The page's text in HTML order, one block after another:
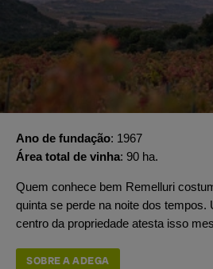
Ano de fundação 1967
Área total de vinha 90 ha.
Quem conhece bem Remelluri
quinta se perde na noite dos tempos.
centro da propriedade atesta isso
SOBRE A ADEGA